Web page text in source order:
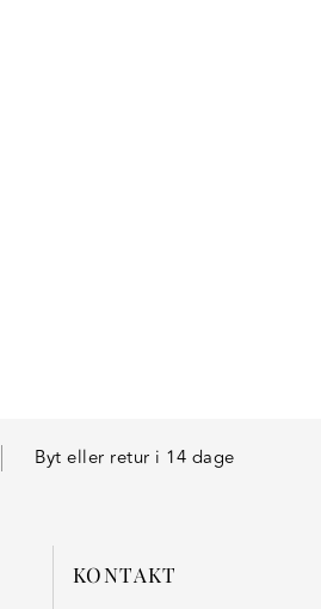
Byt eller retur i 14 dage
KONTAKT